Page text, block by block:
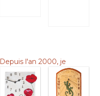
Depuis l'an 2000, je